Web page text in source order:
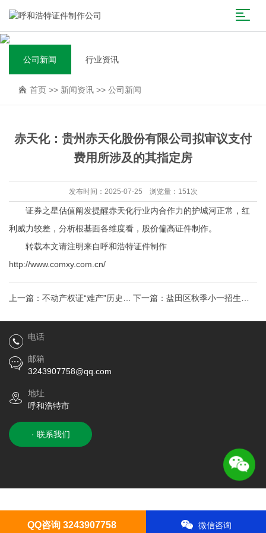
公司新闻 行业资讯
首页 >> 新闻资讯 >> 公司新闻
赤天化：贵州赤天化股份有限公司拟审议支付
费用所涉及的其指定房
发布时间：2025-07-25 浏览量：151次
证券之星估值阐发提醒赤天化行业内合作力的护城河正常，红
利威力较差，分析根基面各维度看，股价偏高证件制作。
转载本文请注明来自呼和浩特证件制作
http://www.comxy.com.cn/
上一篇： 不动产权证“难产”历史遗
留旧账成难啃骨头
下一篇： 盐田区秋季小一招生报
名系统呼和浩特证件制作
电话
邮箱
3243907758@qq.com
地址
呼和浩特市
· 联系我们
QQ咨询 3243907758 微信咨询